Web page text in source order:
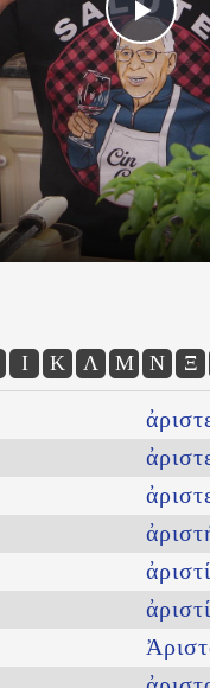
Play
Ι Κ Λ Μ Ν Ξ